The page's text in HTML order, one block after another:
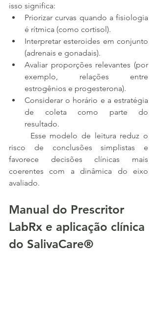
isso significa:
Priorizar curvas quando a fisiologia
é rítmica (como cortisol).
Interpretar esteroides em conjunto
(adrenais e gonadais).
Avaliar proporções relevantes (por
exemplo, relações entre
estrogênios e progesterona).
Considerar o horário e a estratégia
de coleta como parte do
resultado.
risco de conclusões simplistas e
favorece decisões clínicas mais
coerentes com a dinâmica do eixo
avaliado.
Manual do Prescritor
LabRx e aplicação clínica
do SalivaCare®